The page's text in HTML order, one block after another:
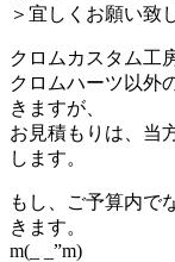
＞宜しくお願い致
クロムカスタム工
クロムハーツ以外
きますが、
お見積もりは、当
します。
もし、ご予算内で
きます。
m(_ _”m)